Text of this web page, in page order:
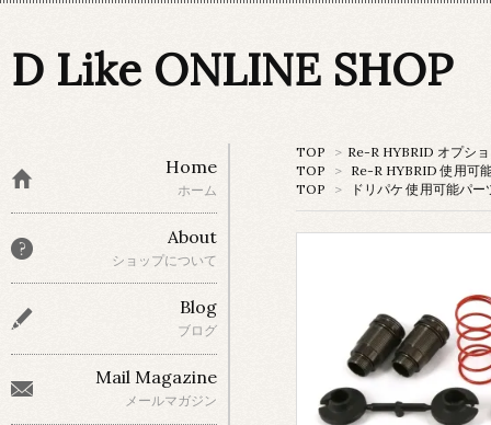
D Like ONLINE SHOP
TOP > Re-R HYBRID オプシ
TOP
> Re-R HYBRID 使用可
TOP
> ドリパケ 使用可能パー
Home
ホーム
About
ショップについて
Blog
ブログ
Mail Magazine
メールマガジン